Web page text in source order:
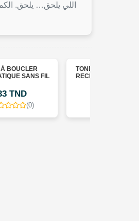
اللي يلحق… يلحق.
TONDEUSE À CHEVEUX
RECHARGEABLE POUR